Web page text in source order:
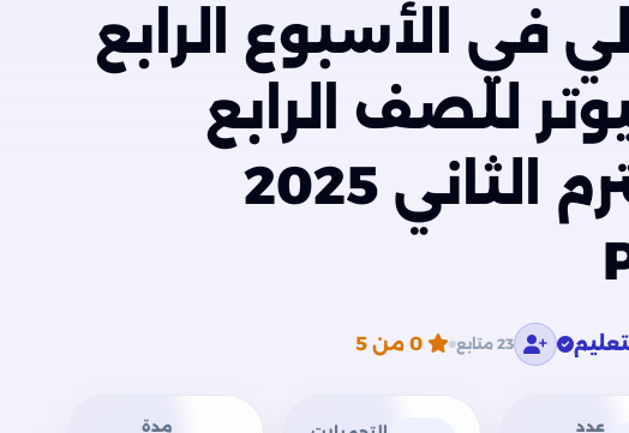
في الأسبوع الرابع
للصف الرابع
الإبتدائي الترم الثاني 2025
23 متابع 0من 5
عدد
مدة